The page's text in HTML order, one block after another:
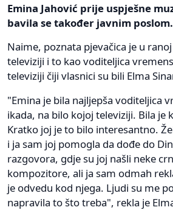
Emina Jahović prije uspješne
bavila se također javnim poslom.
Naime, poznata pjevačica je u
televiziji i to kao voditeljica
televiziji čiji vlasnici su bili Elma
"Emina je bila najljepša voditeljica
ikada, na bilo kojoj televiziji. Bila je
Kratko joj je to bilo interesantno.
i ja sam joj pomogla da dođe do
razgovora, gdje su joj našli neke
kompozitore, ali ja sam odmah
je odvedu kod njega. Ljudi su me
napravila to što treba", rekla je